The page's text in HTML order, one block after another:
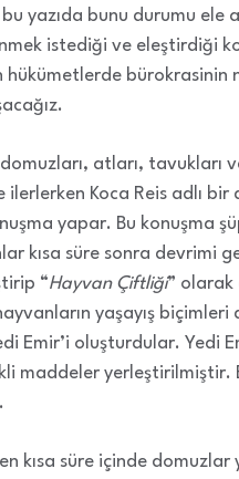
yazıda bunu durumu ele
istediği ve eleştirdiği
bürokrasinin
atları,
Koca Reis adlı
yapar. Bu konuşma
kısa süre sonra devrimi
“Hayvan Çiftliği” olarak
yaşayış
Emir’i oluşturdular. Yedi
maddeler
kısa süre içinde